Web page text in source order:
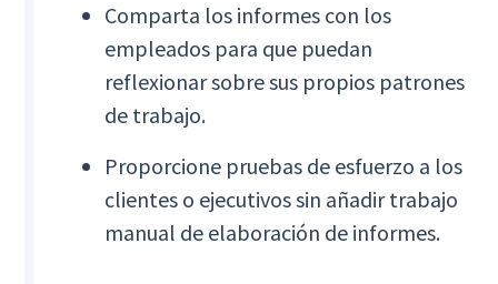
Comparta los informes con los
empleados para que puedan
reflexionar sobre sus propios patrones
de trabajo.
Proporcione pruebas de esfuerzo a los
clientes o ejecutivos sin añadir trabajo
manual de elaboración de informes.